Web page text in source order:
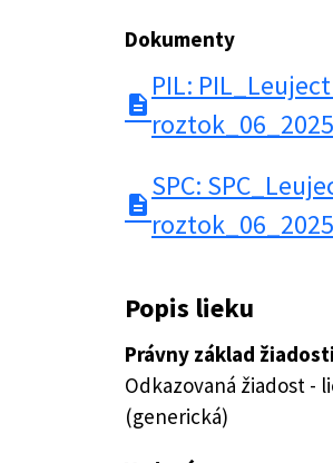
Dokumenty
description
PIL:
description
SPC:
Popis lieku
Právny základ žiadosti
Odkazovaná žiadost -
(generická)